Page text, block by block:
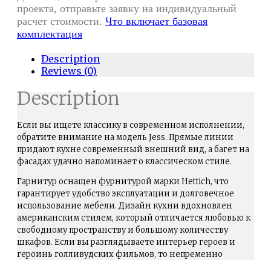
проекта, отправьте заявку на индивидуальный
расчет стоимости. Что включает базовая
комплектация
Description
Reviews (0)
Description
Если вы ищете классику в современном исполнении,
обратите внимание на модель Jess. Прямые линии
придают кухне современный внешний вид, а багет на
фасадах удачно напоминает о классическом стиле.
Гарнитур оснащен фурнитурой марки Hettich, что
гарантирует удобство эксплуатации и долговечное
использование мебели. Дизайн кухни вдохновлен
американским стилем, который отличается любовью к
свободному пространству и большому количеству
шкафов. Если вы разглядываете интерьер героев и
героинь голливудских фильмов, то непременно